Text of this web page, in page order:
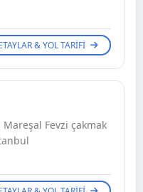
& YOL TARIFI
Fevzi çakmak